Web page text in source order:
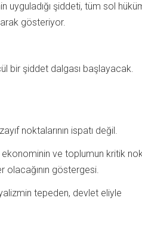
uyguladığı şiddeti, tüm sol
gösteriyor.
bir şiddet dalgası başlayacak.
noktalarının ispatı değil.
ve toplumun kritik
göstergesi.
tepeden, devlet eliyle